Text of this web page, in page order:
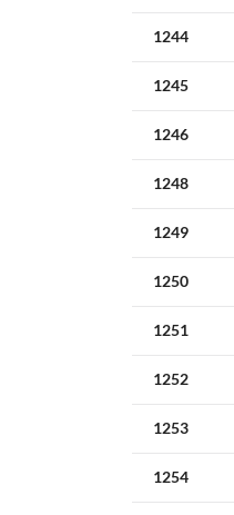
1244
1245
1246
1248
1249
1250
1251
1252
1253
1254